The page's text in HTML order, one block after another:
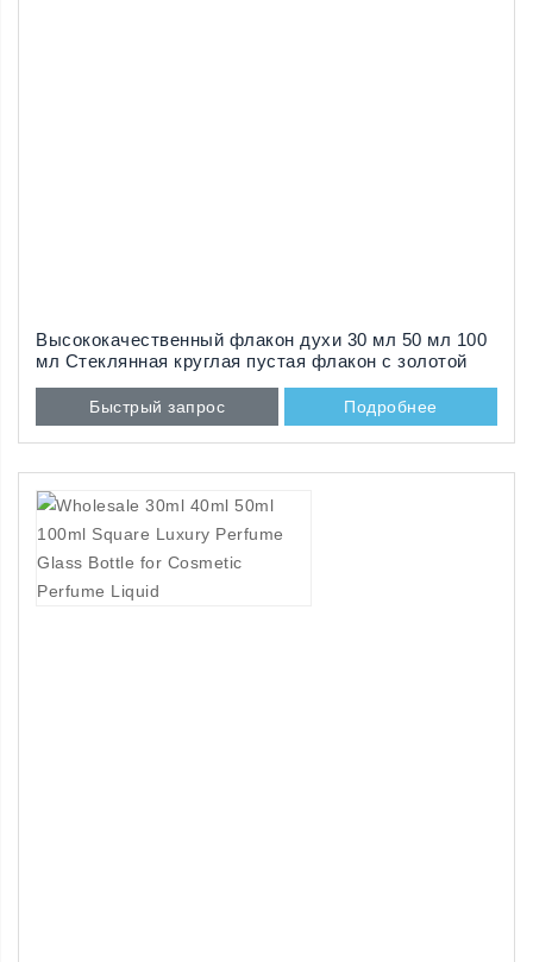
Высококачественный флакон духи 30 мл 50 мл 100
мл Стеклянная круглая пустая флакон с золотой
Быстрый запрос Подробнее